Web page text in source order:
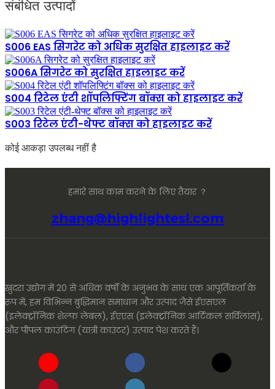
संबंधित उत्पादों
S006 EAS सिगरेट को अधिक सुरक्षित हाइलाइट करें
S006A सिगरेट को सुरक्षित हाइलाइट करें
S004 रिटेल एंटी शॉपलिफ्टिंग बॉक्स को हाइलाइट करें
S003 रिटेल एंटी-थेफ्ट बॉक्स को हाइलाइट करें
कोई आकड़ा उपलब्ध नहीं है
हमारे साथ काम करने के लिए तैयार ？
zhang@highlightesl.com
खुदरा उद्योग में 20 से अधिक वर्षों के अनुभव के साथ एक आपूर्तिकर्ता के
रूप में, हम विभिन्न बुद्धिमान समाधान और उत्पाद जैसे ईएसएल
(इलेक्ट्रॉनिक शेल्फ लेबल), ईएएस (इलेक्ट्रॉनिक आर्टिकल सर्विलांस),
और पीपल काउंटिंग (यात्री काउंटर) उत्पाद पेश करते हैं।